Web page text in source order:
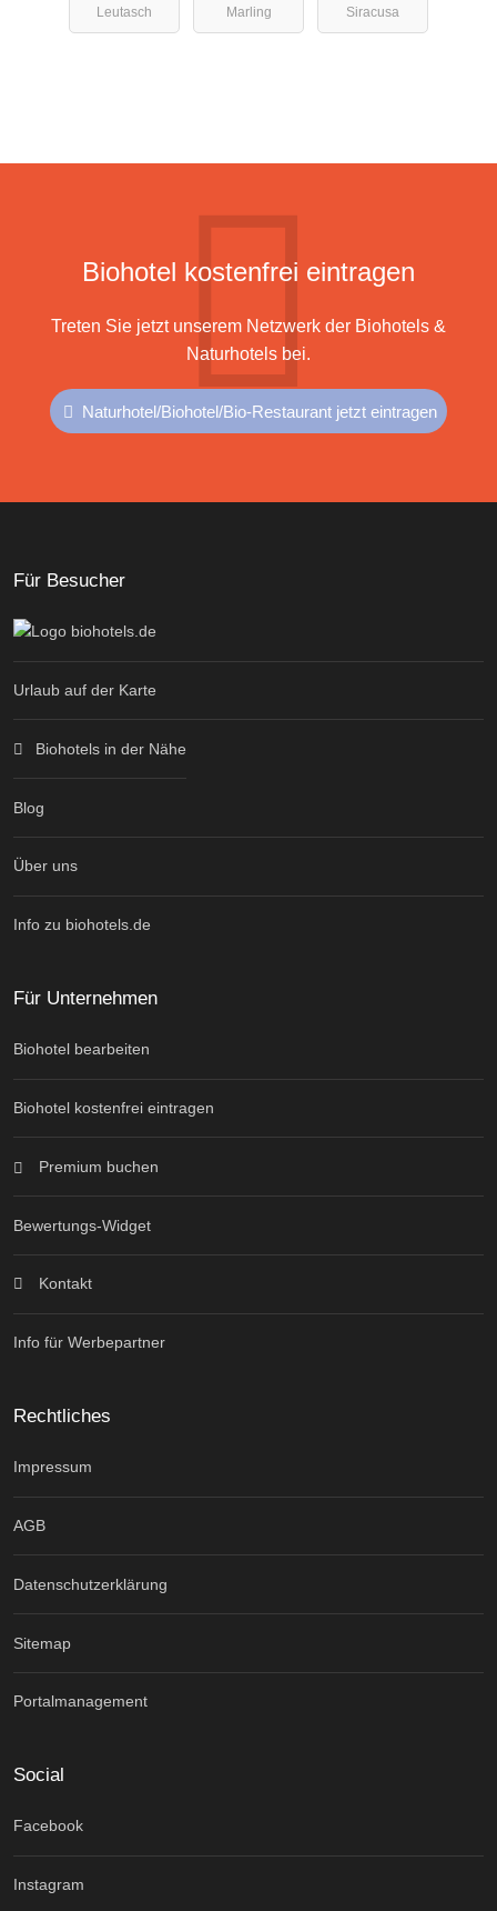
Leutasch Marling
Siracusa
Biohotel kostenfrei eintragen
Treten Sie jetzt unserem Netzwerk der Biohotels &
Naturhotels bei.
Naturhotel/Biohotel/Bio-Restaurant jetzt eintragen
Für Besucher
Urlaub auf der Karte
Biohotels in der Nähe
Blog
Über uns
Info zu biohotels.de
Für Unternehmen
Biohotel bearbeiten
Biohotel kostenfrei eintragen
Premium buchen
Bewertungs-Widget
Kontakt
Info für Werbepartner
Rechtliches
Impressum
AGB
Datenschutzerklärung
Sitemap
Portalmanagement
Social
Facebook
Instagram